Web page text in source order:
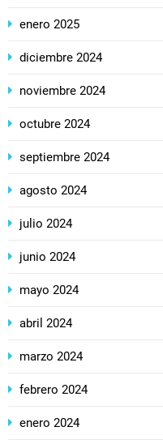
enero 2025
diciembre 2024
noviembre 2024
octubre 2024
septiembre 2024
agosto 2024
julio 2024
junio 2024
mayo 2024
abril 2024
marzo 2024
febrero 2024
enero 2024